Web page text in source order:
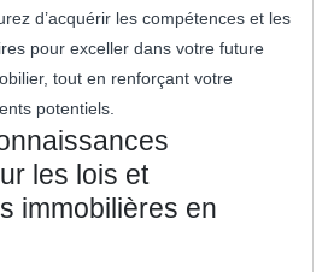
d’acquérir les compétences et les
pour exceller dans votre future
tout en renforçant votre
potentiels.
les lois et
immobilières en